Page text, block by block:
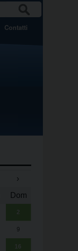
CA
Contatti
›
Dom
2
9
16